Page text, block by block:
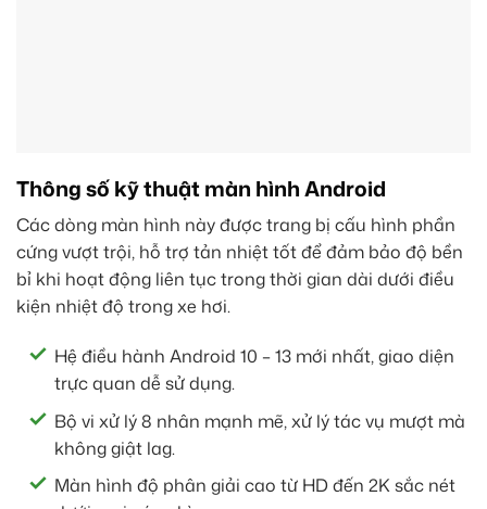
Thông số kỹ thuật màn hình Android
Các dòng màn hình này được trang bị cấu hình phần
cứng vượt trội, hỗ trợ tản nhiệt tốt để đảm bảo độ bền
bỉ khi hoạt động liên tục trong thời gian dài dưới điều
kiện nhiệt độ trong xe hơi.
Hệ điều hành Android 10 – 13 mới nhất, giao diện
trực quan dễ sử dụng.
Bộ vi xử lý 8 nhân mạnh mẽ, xử lý tác vụ mượt mà
không giật lag.
Màn hình độ phân giải cao từ HD đến 2K sắc nét